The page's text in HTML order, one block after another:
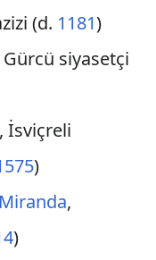
(d. 1181)
Gürcü siyasetçi
, İsviçreli
)
,
)